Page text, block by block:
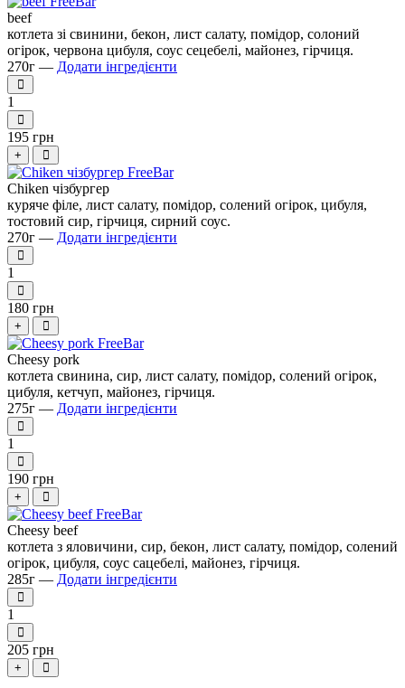
beef
котлета зі свинини, бекон, лист салату, помідор, солоний
огірок, червона цибуля, соус сецебелі, майонез, гірчиця.
270г — Додати інгредієнти
1
195 грн
+
Chiken чізбургер
куряче філе, лист салату, помідор, солений огірок, цибуля,
тостовий сир, гірчиця, сирний соус.
270г — Додати інгредієнти
1
180 грн
+
Cheesy pork
котлета свинина, сир, лист салату, помідор, солений огірок,
цибуля, кетчуп, майонез, гірчиця.
275г — Додати інгредієнти
1
190 грн
+
Cheesy beef
котлета з яловичини, сир, бекон, лист салату, помідор, солений
огірок, цибуля, соус сацебелі, майонез, гірчиця.
285г — Додати інгредієнти
1
205 грн
+